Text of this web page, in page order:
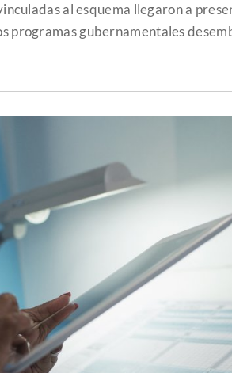
al esquema llegaron a
programas gubernamentales